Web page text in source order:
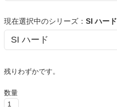
シリーズ： SI ハード
残りわずかです。